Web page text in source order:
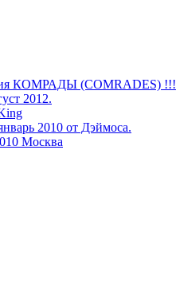
КОМРАДЫ (COMRADES) !!!
2012.
2010 от Дэймоса.
Москва